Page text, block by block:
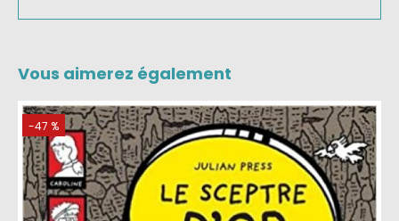
Vous aimerez également
-47 %